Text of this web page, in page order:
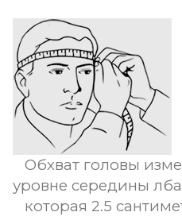
Обхват головы
уровне середины
которая 2.5